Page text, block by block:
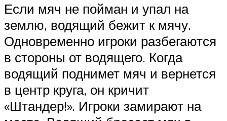
Если мяч не пойман и упал на
землю, водящий бежит к мячу.
Одновременно игроки разбегаются
в стороны от водящего. Когда
водящий поднимет мяч и вернется
в центр круга, он кричит
«Штандер!». Игроки замирают на